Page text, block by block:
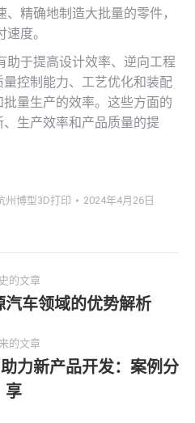
精确地制造大批量的零件，
度。
助于提高设计效率、逆向工程
控制能力、工艺优化和装配
量生产的效率。这些方面的
生产效率和产品质量的提
州博型3D打印 2024年4月26日
的文章
历
的
文
章：
车领域的优势解析
的文章
未
来
力新产品开发：案例分
享